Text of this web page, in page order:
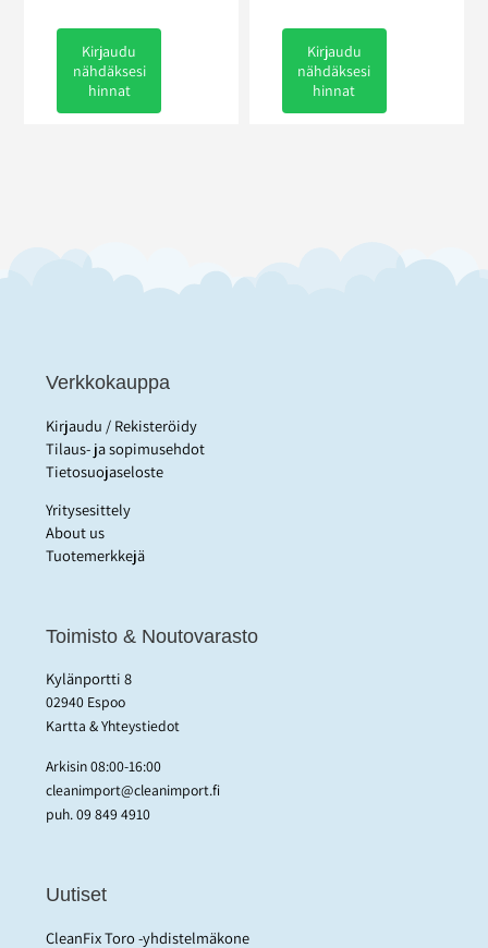
Kirjaudu
nähdäksesi
hinnat
Kirjaudu
nähdäksesi
hinnat
Verkkokauppa
Kirjaudu / Rekisteröidy
Tilaus- ja sopimusehdot
Tietosuojaseloste
Yritysesittely
About us
Tuotemerkkejä
Toimisto & Noutovarasto
Kylänportti 8
02940 Espoo
Kartta & Yhteystiedot
Arkisin 08:00-16:00
cleanimport@cleanimport.fi
puh.09 849 4910
Uutiset
CleanFix Toro -yhdistelmäkone